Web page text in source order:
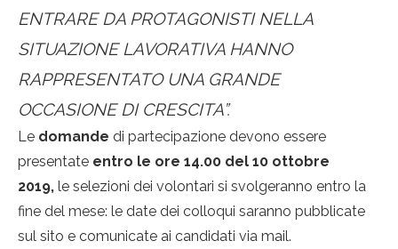
ENTRARE DA PROTAGONISTI NELLA
SITUAZIONE LAVORATIVA HANNO
RAPPRESENTATO UNA GRANDE
OCCASIONE DI CRESCITA”.
Le domande di partecipazione devono essere
presentate entro le ore 14.00 del 10 ottobre
2019, le selezioni dei volontari si svolgeranno entro la
fine del mese: le date dei colloqui saranno pubblicate
sul sito e comunicate ai candidati via mail.